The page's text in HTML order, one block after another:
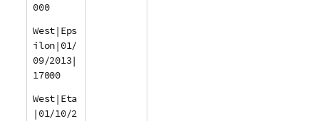
000
West|Eps
ilon|01/
09/2013|
17000
West|Eta
|01/10/2